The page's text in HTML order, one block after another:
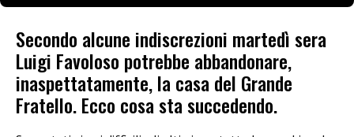
Secondo alcune indiscrezioni martedì sera
Luigi Favoloso potrebbe abbandonare,
inaspettatamente, la casa del Grande
Fratello. Ecco cosa sta succedendo.